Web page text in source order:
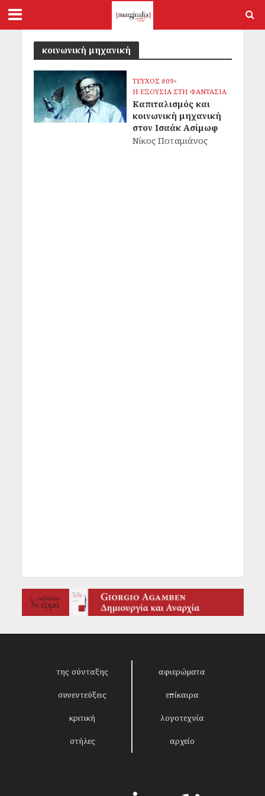
κοινωνική μηχανική
ΤΕΥΧΟΣ #09•
Η ΕΞΟΥΣΙΑ ΣΤΗ ΦΑΝΤΑΣΙΑ
Καπιταλισμός και
κοινωνική μηχανική
στον Ισαάκ Ασίμωφ
Νίκος Ποταμιάνος
της σύνταξης αφιερώματα
συνεντεύξεις επίκαιρα
κριτική λογοτεχνία
στήλες αρχείο